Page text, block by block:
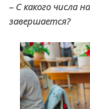
– С какого числа
завершается?